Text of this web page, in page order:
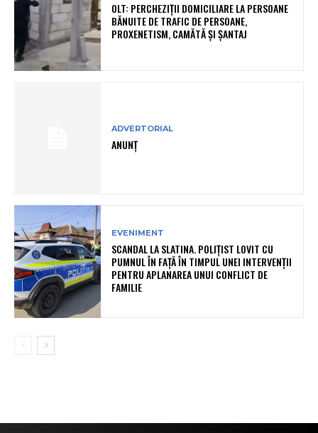
OLT: PERCHEZIŢII DOMICILIARE LA PERSOANE
BĂNUITE DE TRAFIC DE PERSOANE,
PROXENETISM, CAMĂTĂ ŞI ŞANTAJ
ADVERTORIAL
ANUNȚ
EVENIMENT
SCANDAL LA SLATINA. POLIȚIST LOVIT CU
PUMNUL ÎN FAȚĂ ÎN TIMPUL UNEI INTERVENȚII
PENTRU APLANAREA UNUI CONFLICT DE
FAMILIE